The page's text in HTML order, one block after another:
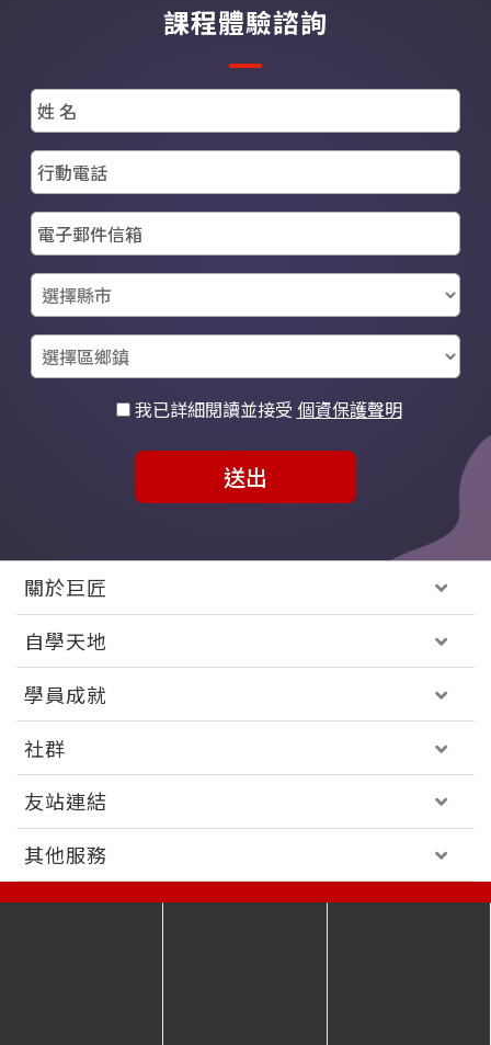
計。作為講師，他致力於將豐
生和專業人士。
課程體驗諮詢
我已詳細閱讀並接受 個資保護聲明
送出
關於巨匠
自學天地
學員成就
社群
友站連結
其他服務